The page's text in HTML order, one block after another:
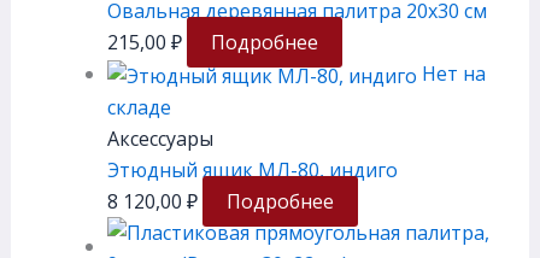
Овальная деревянная палитра 20х30 см
215,00 ₽
Подробнее
Нет на
складе
Аксессуары
Этюдный ящик МЛ-80, индиго
8 120,00 ₽ Подробнее